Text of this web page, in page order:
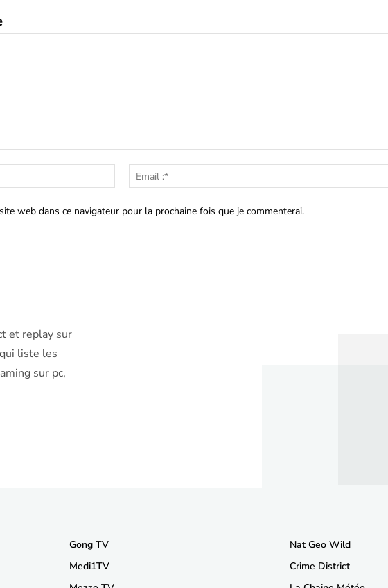
:*
web dans ce navigateur pour la prochaine fois que je commenterai.
et replay sur
liste les
sur pc,
Gong TV
Medi1TV
Nat Geo Wild
Crime District